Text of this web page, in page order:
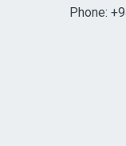
Phone: